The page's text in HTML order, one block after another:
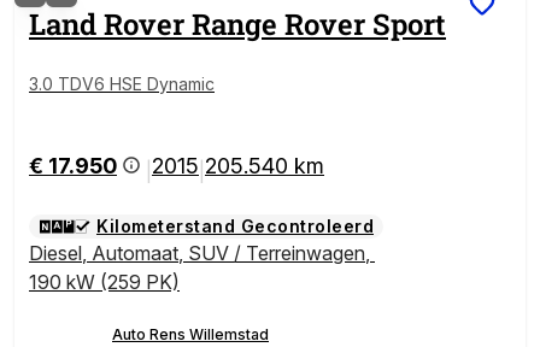
Land RoverRange Rover Sport
3.0 TDV6 HSE Dynamic
€ 17.950 2015 205.540 km
Kilometerstand Gecontroleerd
Diesel, Automaat, SUV / Terreinwagen,
190 kW (259 PK)
Auto Rens Willemstad